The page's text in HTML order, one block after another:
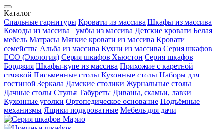
Каталог
Спальные гарнитуры Кровати из массива Шкафы из массива
Комоды из массива Тумбы из массива Детские кровати Белая
мебель Матрасы Мягкие кровати из массива Кровати
семейства Альба из массива Кухни из массива Серия шкафов
ECO (Экология) Серия шкафов Хьюстон Серия шкафов
Борджия Шкафы-купе из массива Прихожие с каретной
стяжкой Письменные столы Кухонные столы Наборы для
гостиной Зеркала Дамские столики Журнальные столы
Дачные столы Стулья Табуреты Диваны, скамьи, лавки
Кухонные уголки Ортопедическое основание Подъёмные
механизмы Ящики подкроватные Мебель для дачи